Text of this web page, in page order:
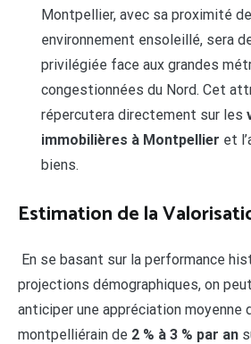
Montpellier, avec sa proximité
environnement ensoleillé, sera
privilégiée face aux grandes
congestionnées du Nord. Cet
répercutera directement sur les
immobilières à Montpellier et
biens.
Estimation de la
En se basant sur la performance
projections démographiques, on
anticiper une appréciation moyenne
montpelliérain de 2 % à 3 % par an